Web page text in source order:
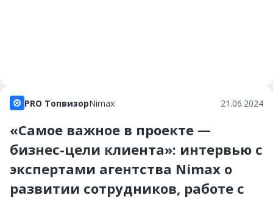
PRO ТопвизорNimax 21.06.2024
«Самое важное в проекте —
бизнес-цели клиента»: интервью с
экспертами агентства Nimax о
развитии сотрудников, работе с